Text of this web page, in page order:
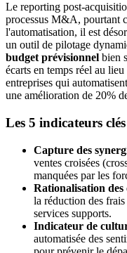
Le reporting post-
processus M&A, pourtant
l'automatisation, il est
un outil de pilotage
budget prévisionnel bien
écarts en temps réel au
entreprises qui
une amélioration de 20%
Les 5 indicateurs
Capture des
ventes croisées
manquées par les
Rationalisation des
la réduction des
services supports.
Indicateur de
automatisée des